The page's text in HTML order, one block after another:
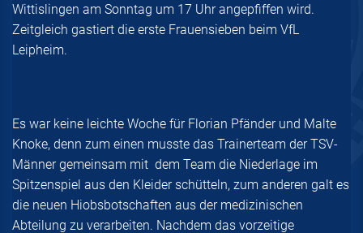
Wittislingen am Sonntag um 17 Uhr angepfiffen wird.
Zeitgleich gastiert die erste Frauensieben beim VfL
Leipheim.
Es war keine leichte Woche für Florian Pfänder und Malte
Knoke, denn zum einen musste das Trainerteam der TSV-
Männer gemeinsam mit dem Team die Niederlage im
Spitzenspiel aus den Kleider schütteln, zum anderen galt es
die neuen Hiobsbotschaften aus der medizinischen
Abteilung zu verarbeiten. Nachdem das vorzeitige